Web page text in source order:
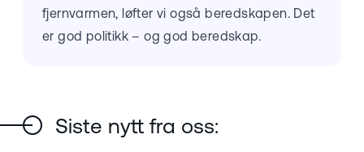
fjernvarmen, løfter vi også beredskapen. Det
er god politikk – og god beredskap.
Siste nytt fra oss: